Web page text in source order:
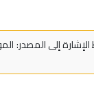
إلى المصدر: